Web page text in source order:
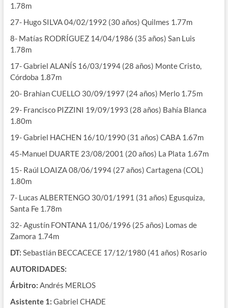
1.78m
27- Hugo SILVA 04/02/1992 (30 años) Quilmes 1.77m
8- Matías RODRÍGUEZ 14/04/1986 (35 años) San Luis
1.78m
17- Gabriel ALANÍS 16/03/1994 (28 años) Monte Cristo,
Córdoba 1.87m
20- Brahian CUELLO 30/09/1997 (24 años) Merlo 1.75m
29- Francisco PIZZINI 19/09/1993 (28 años) Bahía Blanca
1.80m
19- Gabriel HACHEN 16/10/1990 (31 años) CABA 1.67m
45-Manuel DUARTE 23/08/2001 (20 años) La Plata 1.67m
15- Raúl LOAIZA 08/06/1994 (27 años) Cartagena (COL)
1.80m
7- Lucas ALBERTENGO 30/01/1991 (31 años) Egusquiza,
Santa Fe 1.78m
32- Agustín FONTANA 11/06/1996 (25 años) Lomas de
Zamora 1.74m
DT: Sebastián BECCACECE 17/12/1980 (41 años) Rosario
AUTORIDADES:
Árbitro: Andrés MERLOS
Asistente 1: Gabriel CHADE